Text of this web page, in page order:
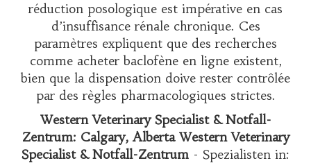
réduction posologique est impérative en cas
d’insuffisance rénale chronique. Ces
paramètres expliquent que des recherches
comme acheter baclofène en ligneexistent,
bien que la dispensation doive rester contrôlée
par des règles pharmacologiques strictes.
Western Veterinary Specialist & Notfall-
Zentrum: Calgary, Alberta Western Veterinary
Specialist & Notfall-Zentrum - Spezialisten in: